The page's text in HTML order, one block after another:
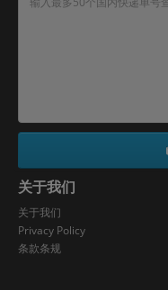
关于我们
关于我们
Privacy Policy
条款条规